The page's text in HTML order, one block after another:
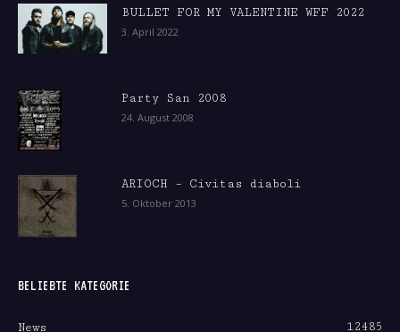
BULLET FOR MY VALENTINE WFF 2022
3. April 2022
Party San 2008
24. August 2008
ARIOCH – Civitas diaboli
5. Oktober 2013
BELIEBTE KATEGORIE
News
12485